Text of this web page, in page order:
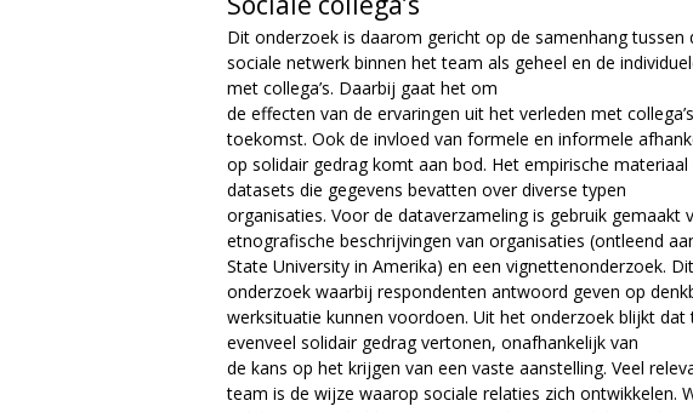
Dit onderzoek is daarom gericht op de samenhang
sociale netwerk binnen het team als geheel en de
met collega’s. Daarbij gaat het om
de effecten van de ervaringen uit het verleden met
toekomst. Ook de invloed van formele en informele
op solidair gedrag komt aan bod. Het empirische
datasets die gegevens bevatten over diverse typen
organisaties. Voor de dataverzameling is gebruik gemaakt
etnografische beschrijvingen van organisaties (ontleend
State University in Amerika) en een vignettenonderzoek.
onderzoek waarbij respondenten antwoord geven op
werksituatie kunnen voordoen. Uit het onderzoek blijkt
evenveel solidair gedrag vertonen, onafhankelijk van
de kans op het krijgen van een vaste aanstelling. Veel
team is de wijze waarop sociale relaties zich ontwikkelen.